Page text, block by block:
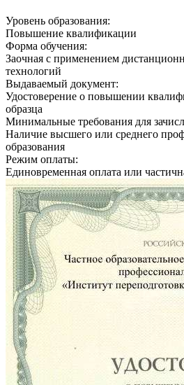
Уровень образования:
Повышение квалификации
Форма обучения:
Заочная с применением
технологий
Выдаваемый документ:
Удостоверение о повышении
образца
Минимальные требования для
Наличие высшего или среднего
образования
Режим оплаты:
Единовременная оплата или